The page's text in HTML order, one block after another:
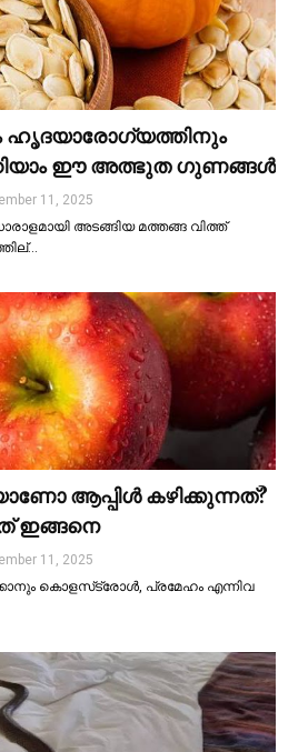
ഹൃദയാരോഗ്യത്തിനും
ഈ അത്ഭുത ഗുണങ്ങള്‍
11, 2025
അടങ്ങിയ മത്തങ്ങ വിത്ത്
ആപ്പിള്‍ കഴിക്കുന്നത്?
ഇങ്ങനെ
11, 2025
കൊളസ്‌ട്രോള്‍, പ്രമേഹം എന്നിവ